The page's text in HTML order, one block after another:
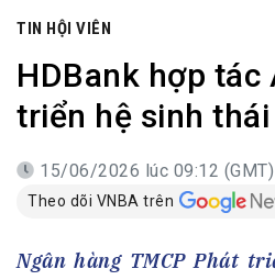
TIN HỘI VIÊN
HDBank hợp tác
triển hệ sinh
15/06/2026 lúc 09:12 (GMT)
Theo dõi VNBA trên
Ngân hàng TMCP Phát